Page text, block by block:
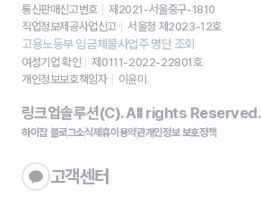
통신판매신고번호
제2021-서울중구-1810
직업정보제공사업신고
서울청 제2023-12호
고용노동부 임금체불사업주 명단 조회
여성기업 확인
제0111-2022-22801호
개인정보보호책임자
이윤미
링크업솔루션(C). All rights Reserved.
하이잡 블로그소식제휴이용약관개인정보 보호정책
고객센터